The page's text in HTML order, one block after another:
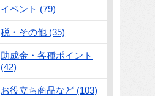
イベント (79)
税・その他 (35)
助成金・各種ポイント
(42)
お役立ち商品など (103)